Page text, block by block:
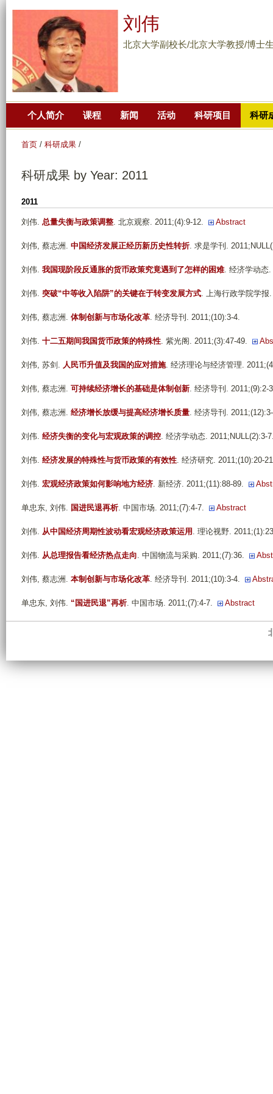
到
主
要
刘伟
北京大学副校长/北京大学教授/博士
个人简介 课程 新闻 活动 科研项目 科研
首页 / 科研成果 /
科研成果 by Year: 2011
2011
刘伟. 总量失衡与政策调整. 北京观察. 2011;(4):9-12. Abstract
刘伟, 蔡志洲 . 中国经济发展正经历新历史性转折. 求是学刊.
刘伟. 我国现阶段反通胀的货币政策究竟遇到了怎样的困难. 经济学动态.
刘伟. 突破“中等收入陷阱”的关键在于转变发展方式. 上海行政学院学报
刘伟, 蔡志洲 . 体制创新与市场化改革. 经济导刊. 2011;(10):3-4.
刘伟. 十二五期间我国货币政策的特殊性. 紫光阁. 2011;(3):47-49.
刘伟, 苏剑 . 人民币升值及我国的应对措施. 经济理论与经济管理.
刘伟, 蔡志洲 . 可持续经济增长的基础是体制创新. 经济导刊. 2011;(9):2-
刘伟, 蔡志洲 . 经济增长放缓与提高经济增长质量. 经济导刊.
刘伟. 经济失衡的变化与宏观政策的调控. 经济学动态. 2011;NULL(2):3-
刘伟. 经济发展的特殊性与货币政策的有效性. 经济研究. 2011;(10):20-
刘伟. 宏观经济政策如何影响地方经济. 新经济. 2011;(11):88-89.
单忠东, 刘伟. 国进民退再析. 中国市场. 2011;(7):4-7. Abstract
刘伟. 从中国经济周期性波动看宏观经济政策运用 . 理论视野.
刘伟. 从总理报告看经济热点走向. 中国物流与采购. 2011;(7):36.
刘伟, 蔡志洲 . 本制创新与市场化改革. 经济导刊. 2011;(10):3-4.
单忠东, 刘伟. “国进民退”再析. 中国市场. 2011;(7):4-7. Abstract